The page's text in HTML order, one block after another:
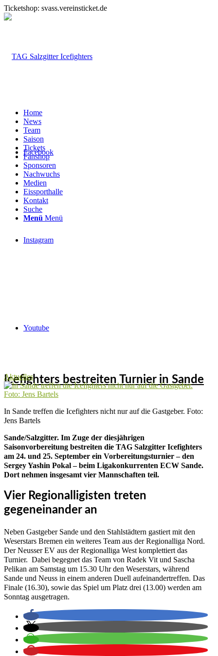
Ticketshop: svass.vereinsticket.de
Facebook
Instagram
Youtube
Home
News
Team
Saison
Tickets
Fanshop
Sponsoren
Nachwuchs
Medien
Eissporthalle
Kontakt
Suche
Menü Menü
Icefighters bestreiten Turnier in Sande
Aktuelles
In Sande treffen die Icefighters nicht nur auf die Gastgeber. Foto:
Jens Bartels
Sande/Salzgitter. Im Zuge der diesjährigen
Saisonvorbereitung bestreiten die TAG Salzgitter Icefighters
am 24. und 25. September ein Vorbereitungsturnier – den
Sergey Yashin Pokal – beim Ligakonkurrenten ECW Sande.
Dort nehmen insgesamt vier Mannschaften teil.
Vier Regionalligisten treten
gegeneinander an
Neben Gastgeber Sande und den Stahlstädtern gastiert mit den
Weserstars Bremen ein weiteres Team aus der Regionalliga Nord.
Der Neusser EV aus der Regionalliga West komplettiert das
Turnier. Dabei begegnet das Team von Radek Vit und Sascha
Pelikan am Samstag um 15.30 Uhr den Weserstars, während
Sande und Neuss in einem anderen Duell aufeinandertreffen. Das
Finale (16.30), sowie das Spiel um Platz drei (13.00) werden am
Sonntag ausgetragen.